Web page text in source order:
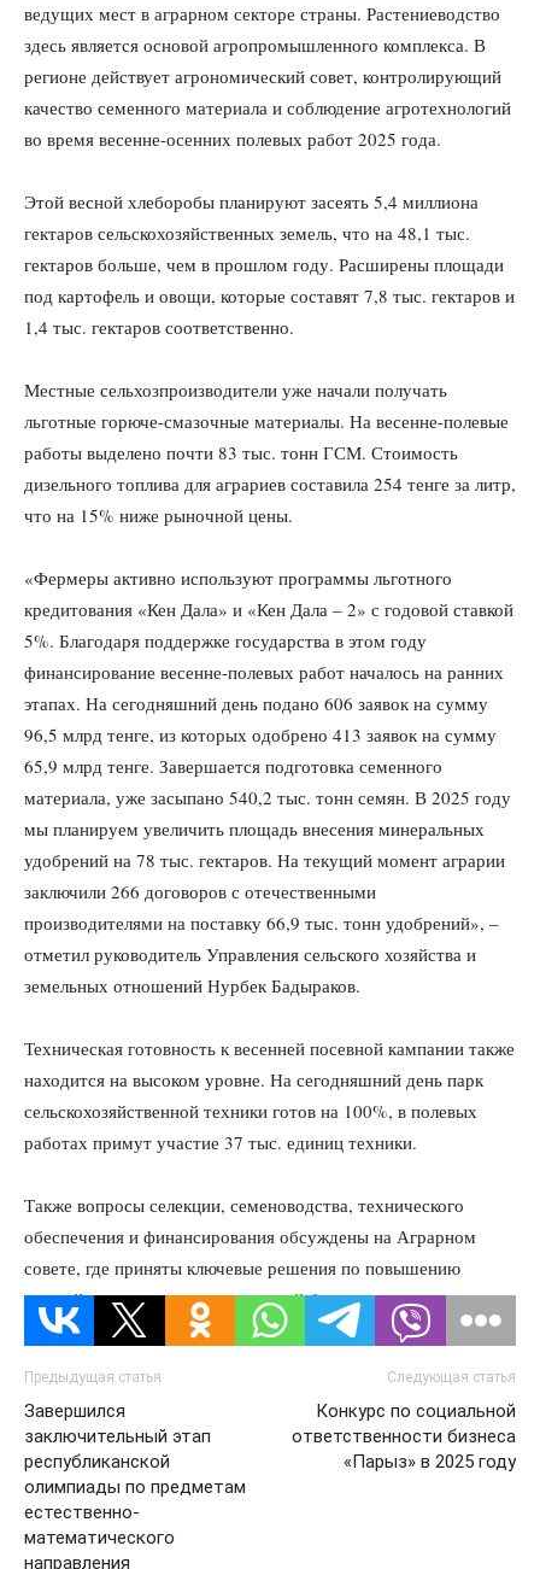
ведущих мест в аграрном секторе страны. Растениеводство
здесь является основой агропромышленного комплекса. В
регионе действует агрономический совет, контролирующий
качество семенного материала и соблюдение агротехнологий
во время весенне-осенних полевых работ 2025 года.
Этой весной хлеборобы планируют засеять 5,4 миллиона
гектаров сельскохозяйственных земель, что на 48,1 тыс.
гектаров больше, чем в прошлом году. Расширены площади
под картофель и овощи, которые составят 7,8 тыс. гектаров и
1,4 тыс. гектаров соответственно.
Местные сельхозпроизводители уже начали получать
льготные горюче-смазочные материалы. На весенне-полевые
работы выделено почти 83 тыс. тонн ГСМ. Стоимость
дизельного топлива для аграриев составила 254 тенге за литр,
что на 15% ниже рыночной цены.
«Фермеры активно используют программы льготного
кредитования «Кен Дала» и «Кен Дала – 2» с годовой ставкой
5%. Благодаря поддержке государства в этом году
финансирование весенне-полевых работ началось на ранних
этапах. На сегодняшний день подано 606 заявок на сумму
96,5 млрд тенге, из которых одобрено 413 заявок на сумму
65,9 млрд тенге. Завершается подготовка семенного
материала, уже засыпано 540,2 тыс. тонн семян. В 2025 году
мы планируем увеличить площадь внесения минеральных
удобрений на 78 тыс. гектаров. На текущий момент аграрии
заключили 266 договоров с отечественными
производителями на поставку 66,9 тыс. тонн удобрений», –
отметил руководитель Управления сельского хозяйства и
земельных отношений Нурбек Бадыраков.
Техническая готовность к весенней посевной кампании также
находится на высоком уровне. На сегодняшний день парк
сельскохозяйственной техники готов на 100%, в полевых
работах примут участие 37 тыс. единиц техники.
Также вопросы селекции, семеноводства, технического
обеспечения и финансирования обсуждены на Аграрном
совете, где приняты ключевые решения по повышению
урожайности и продовольственной безопасности региона.
Предыдущая статья
Завершился
заключительный этап
республиканской
олимпиады по предметам
естественно-
математического
направления
Следующая статья
Конкурс по социальной
ответственности бизнеса
«Парыз» в 2025 году